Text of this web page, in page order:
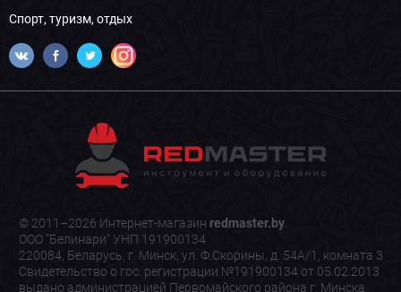
Спорт, туризм, отдых
© 2011–2026 Интернет-магазин redmaster.by.
ООО "Белинари" УНП 191900134
220084, Беларусь, г. Минск, ул. Ф.Скорины, д. 54А/1, комната 3
Свидетельство о гос. регистрации №191900134 от 05.02.2013
выдано администрацией Первомайского района г. Минска.